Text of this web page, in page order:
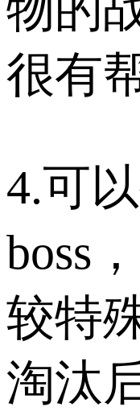
很有
4.可
boss
较特
淘汰